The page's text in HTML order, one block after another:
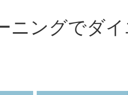
ニングでダ